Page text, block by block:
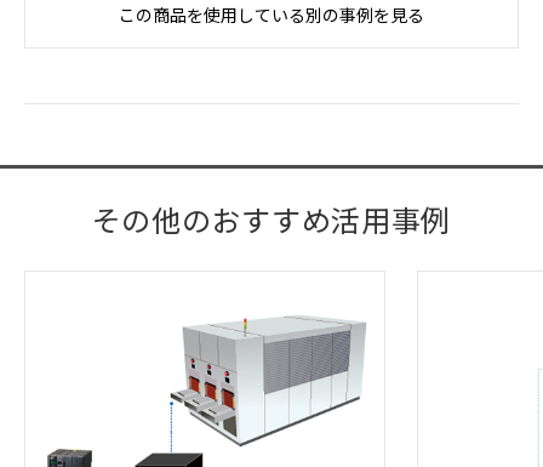
この商品を使用している別の事例を見る
その他のおすすめ活用事例